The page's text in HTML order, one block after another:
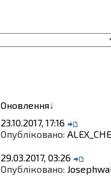
Оновлення↓
23.10.2017, 17:16
Опубліковано:
29.03.2017, 03:26
Опубліковано: